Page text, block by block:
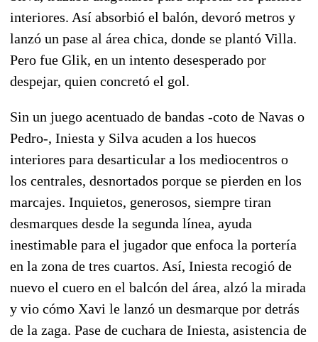
interiores. Así absorbió el balón, devoró metros y
lanzó un pase al área chica, donde se plantó Villa.
Pero fue Glik, en un intento desesperado por
despejar, quien concretó el gol.
Sin un juego acentuado de bandas -coto de Navas o
Pedro-, Iniesta y Silva acuden a los huecos
interiores para desarticular a los mediocentros o
los centrales, desnortados porque se pierden en los
marcajes. Inquietos, generosos, siempre tiran
desmarques desde la segunda línea, ayuda
inestimable para el jugador que enfoca la portería
en la zona de tres cuartos. Así, Iniesta recogió de
nuevo el cuero en el balcón del área, alzó la mirada
y vio cómo Xavi le lanzó un desmarque por detrás
de la zaga. Pase de cuchara de Iniesta, asistencia de